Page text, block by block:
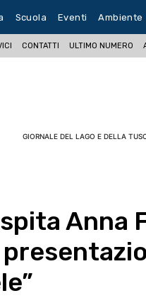
Scuola Eventi Ambiente
CONTATTI ULTIMO NUMERO
GIORNALE DEL LAGO E DELLA
Anna